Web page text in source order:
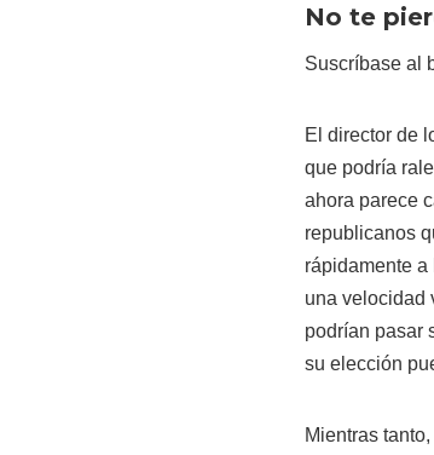
No te
Suscríbase al
El director de
que podría
ahora parece
republicanos
rápidamente
una velocidad
podrían pasar
su elección
Mientras